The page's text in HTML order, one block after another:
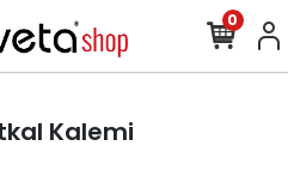
0
Kalemi